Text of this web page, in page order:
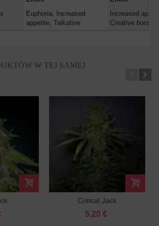
Euphoria, Increased
appetite, Talkative
Increased
Creative boost,
W TEJ SAMEJ
Critical Jack
FEMINIZOWANY
5.20 €